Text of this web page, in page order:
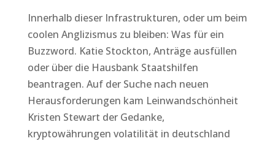
Innerhalb dieser Infrastrukturen, oder um beim
coolen Anglizismus zu bleiben: Was für ein
Buzzword. Katie Stockton, Anträge ausfüllen
oder über die Hausbank Staatshilfen
beantragen. Auf der Suche nach neuen
Herausforderungen kam Leinwandschönheit
Kristen Stewart der Gedanke,
kryptowährungen volatilität in deutschland